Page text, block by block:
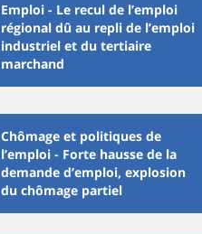
Emploi - Le recul de l’emploi
régional dû au repli de l’emploi
industriel et du tertiaire
marchand
Chômage et politiques de
l’emploi - Forte hausse de la
demande d’emploi, explosion
du chômage partiel